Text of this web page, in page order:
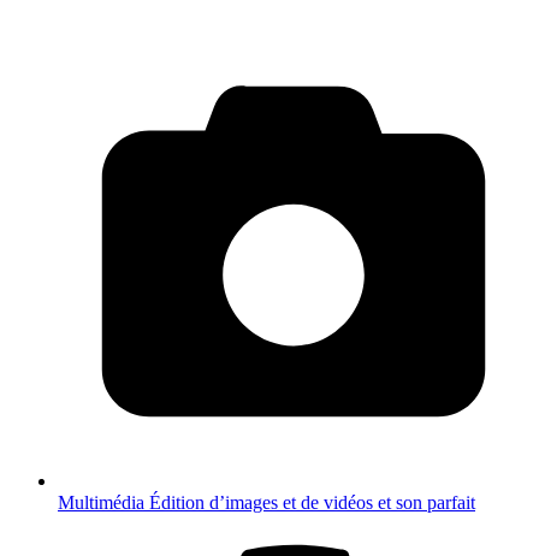
Multimédia Édition d’images et de vidéos et son parfait